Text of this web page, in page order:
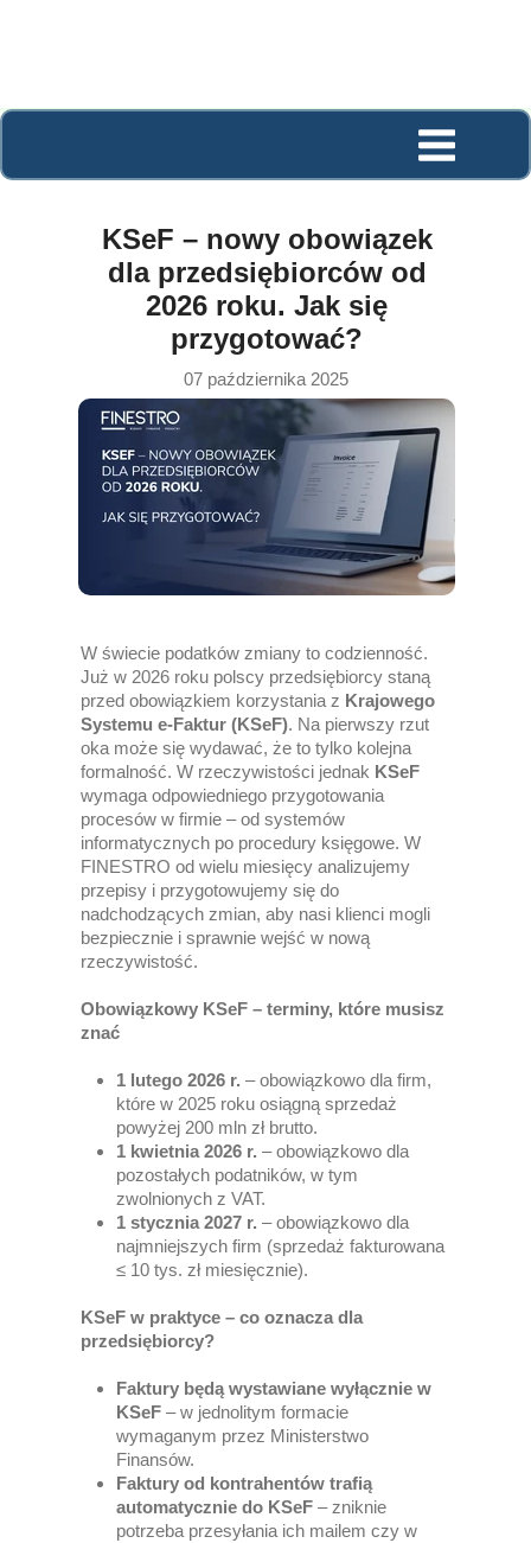
07 października 2025
KSeF – nowy obowiązek
dla przedsiębiorców od
2026 roku. Jak się
przygotować?
W świecie podatków zmiany to codzienność.
Już w 2026 roku polscy przedsiębiorcy staną
przed obowiązkiem korzystania z Krajowego
Systemu e-Faktur (KSeF). Na pierwszy rzut
oka może się wydawać, że to tylko kolejna
formalność. W rzeczywistości jednak KSeF
wymaga odpowiedniego przygotowania
procesów w firmie – od systemów
informatycznych po procedury księgowe. W
FINESTRO od wielu miesięcy analizujemy
przepisy i przygotowujemy się do
nadchodzących zmian, aby nasi klienci mogli
bezpiecznie i sprawnie wejść w nową
rzeczywistość.
Obowiązkowy KSeF – terminy, które musisz
znać
1 lutego 2026 r. – obowiązkowo dla firm,
które w 2025 roku osiągną sprzedaż
powyżej 200 mln zł brutto.
1 kwietnia 2026 r. – obowiązkowo dla
pozostałych podatników, w tym
zwolnionych z VAT.
1 stycznia 2027 r. – obowiązkowo dla
najmniejszych firm (sprzedaż fakturowana
≤ 10 tys. zł miesięcznie).
KSeF w praktyce – co oznacza dla
przedsiębiorcy?
Faktury będą wystawiane wyłącznie w
KSeF – w jednolitym formacie
wymaganym przez Ministerstwo
Finansów.
Faktury od kontrahentów trafią
automatycznie do KSeF – zniknie
potrzeba przesyłania ich mailem czy w